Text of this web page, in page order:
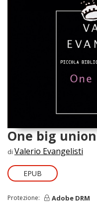
One big union
di Valerio Evangelisti
EPUB
Protezione: Adobe DRM